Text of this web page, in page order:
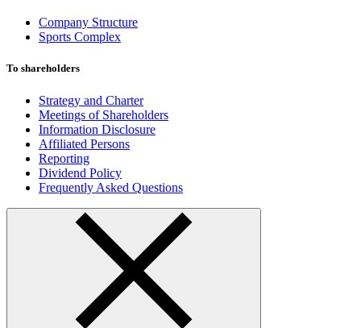
Company Structure
Sports Complex
To shareholders
Strategy and Charter
Meetings of Shareholders
Information Disclosure
Affiliated Persons
Reporting
Dividend Policy
Frequently Asked Questions